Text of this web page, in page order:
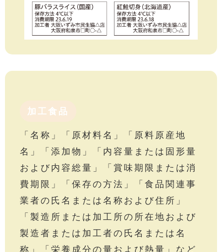
加工食品
「名称」「原材料名」「原料原産地
名」「添加物」「内容量または固形量
および内容総量」「賞味期限または消
費期限」「保存の方法」「食品関連事
業者の氏名または名称および住所」
「製造所または加工所の所在地および
製造者または加工者の氏名または名
称」「栄養成分の量および熱量」など